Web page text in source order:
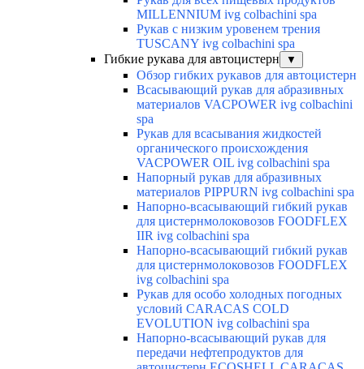
MILLENNIUM ivg colbachini spa
Рукав с низким уровенем трения
TUSCANY ivg colbachini spa
Гибкие рукава для автоцистерн
▼
Обзор гибких рукавов для автоцистерн
Всасывающий рукав для абразивных
материалов VACPOWER ivg colbachini
spa
Рукав для всасывания жидкостей
органического происхождения
VACPOWER OIL ivg colbachini spa
Напорный рукав для абразивных
материалов PIPPURN ivg colbachini spa
Напорно-всасывающий гибкий рукав
для цистернмолоковозов FOODFLEX
IIR ivg colbachini spa
Напорно-всасывающий гибкий рукав
для цистернмолоковозов FOODFLEX
ivg colbachini spa
Рукав для особо холодных погодных
условий CARACAS COLD
EVOLUTION ivg colbachini spa
Напорно-всасывающий рукав для
передачи нефтепродуктов для